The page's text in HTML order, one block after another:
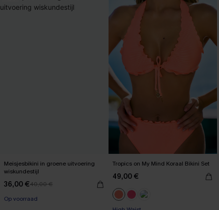
Meisjesbikini in groene uitvoering
wiskundestijl
36,00 €40,00 €
【AG18】2 met 10% korting
Op voorraad
Tropics on My Mind Koraal Bikini Set
49,00 €
【AG18】2 met 10% korting